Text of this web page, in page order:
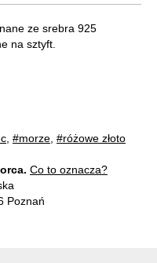
ze srebra 925
na sztyft.
#morze #różowe złoto
Co to oznacza?
Poznań